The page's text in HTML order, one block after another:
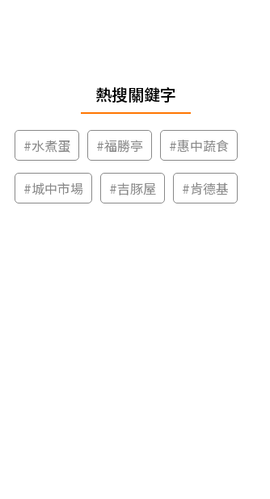
熱搜關鍵字
#水煮蛋 #福勝亭 #惠中蔬食
#城中市場 #吉豚屋 #肯德基